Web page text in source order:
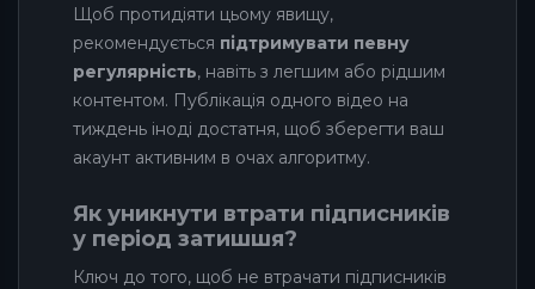
Щоб протидіяти цьому явищу,
рекомендується підтримувати певну
регулярність, навіть з легшим або рідшим
контентом. Публікація одного відео на
тиждень іноді достатня, щоб зберегти ваш
акаунт активним в очах алгоритму.
Як уникнути втрати підписників
у період затишшя?
Ключ до того, щоб не втрачати підписників